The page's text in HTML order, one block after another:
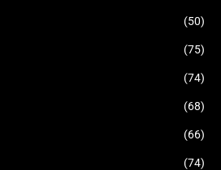
(50)
(75)
(74)
(68)
(66)
(74)